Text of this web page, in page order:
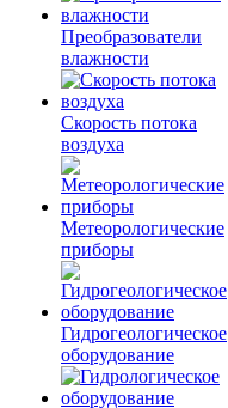
Преобразователи
влажности
Скорость потока
воздуха
Метеорологические
приборы
Гидрогеологическое
оборудование